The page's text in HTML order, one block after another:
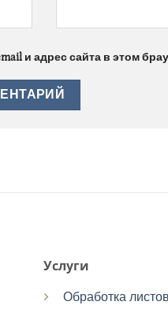
и адрес сайта в этом
Услуги
Обработка